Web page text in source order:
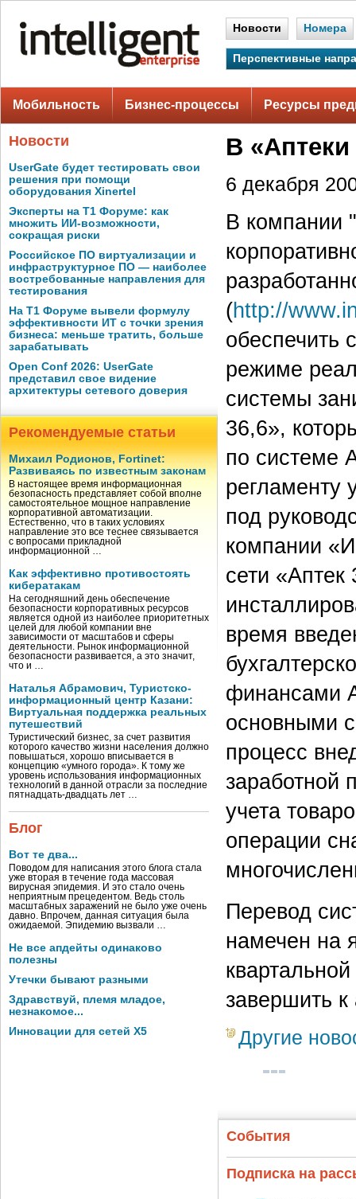
Новости Номера
Перспективные
Мобильность Бизнес-процессы Ресурсы
Новости
UserGate будет тестировать свои
решения при помощи
оборудования Xinertel
Эксперты на Т1 Форуме: как
множить ИИ-возможности,
сокращая риски
Российское ПО виртуализации и
инфраструктурное ПО — наиболее
востребованные направления для
тестирования
На Т1 Форуме вывели формулу
эффективности ИТ с точки зрения
бизнеса: меньше тратить, больше
зарабатывать
Open Conf 2026: UserGate
представил свое видение
архитектуры сетевого доверия
Рекомендуемые статьи
Михаил Родионов, Fortinet:
Развиваясь по известным законам
В настоящее время информационная
безопасность представляет собой вполне
самостоятельное мощное направление
корпоративной автоматизации.
Естественно, что в таких условиях
направление это все теснее связывается
с вопросами прикладной
информационной …
Как эффективно противостоять
кибератакам
На сегодняшний день обеспечение
безопасности корпоративных ресурсов
является одной из наиболее приоритетных
целей для любой компании вне
зависимости от масштабов и сферы
деятельности. Рынок информационной
безопасности развивается, а это значит,
что и …
Наталья Абрамович, Туристско-
информационный центр Казани:
Виртуальная поддержка реальных
путешествий
Туристический бизнес, за счет развития
которого качество жизни населения должно
повышаться, хорошо вписывается в
концепцию «умного города». К тому же
уровень использования информационных
технологий в данной отрасли за последние
пятнадцать-двадцать лет …
Блог
Вот те два...
Поводом для написания этого блога стала
уже вторая в течение года массовая
вирусная эпидемия. И это стало очень
неприятным прецедентом. Ведь столь
масштабных заражений не было уже очень
давно. Впрочем, данная ситуация была
ожидаемой. Эпидемию вызвали …
Не все апдейты одинаково
полезны
Утечки бывают разными
Здравствуй, племя младое,
незнакомое...
Инновации для сетей X5
В
6 декабря
В компании
(http://
обеспечить
режиме
системы
36,6»,
по системе
регламенту
под
компании
сети
время
финансами
основными
процесс
заработной
учета
операции
Перевод
намечен на
завершить
Другие
События
Подписка на